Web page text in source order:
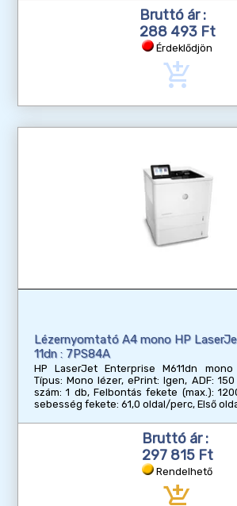
Bruttó ár :
288 493 Ft
Érdeklődjön
add_shopping_cart
Lézernyomtató A4 mono HP
11dn : 7PS84A
HP LaserJet Enterprise M611dn
Típus: Mono lézer, ePrint: Igen, ADF:
szám: 1 db, Felbontás fekete (max.):
sebesség fekete: 61,0 oldal/perc, Első
Bruttó ár :
297 815 Ft
Rendelhető